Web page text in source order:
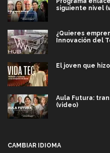
siguiente nivel
¿Quieres
Innovación del
El joven que
Aula Futura:
(video)
CAMBIAR IDIOMA